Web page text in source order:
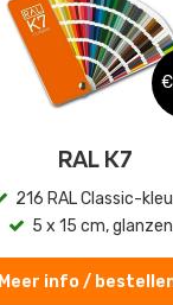
RAL K7
216 RAL Classic-
5 x 15 cm,
Meer info /